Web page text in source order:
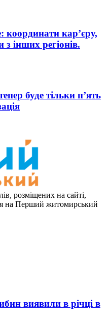
кар’єру,
з інших регіонів.
буде тільки п’ять
розміщених на сайті,
на Перший житомирський
виявили в річці в